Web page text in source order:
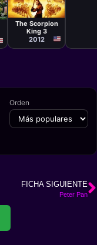
Película
Roel Reiné
The Scorpion
King 3
2012
Orden
FICHA SIGUIENTE
Peter Pan